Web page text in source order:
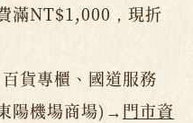
滿NT$1,000，現折
貨專櫃、國道服務
陽機場商場)→門市資